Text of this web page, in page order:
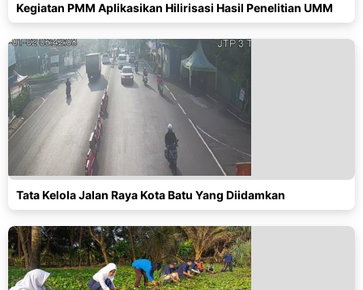
Kegiatan PMM Aplikasikan Hilirisasi Hasil Penelitian UMM
Tata Kelola Jalan Raya Kota Batu Yang Diidamkan